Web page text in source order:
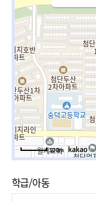
100m
학급/아동